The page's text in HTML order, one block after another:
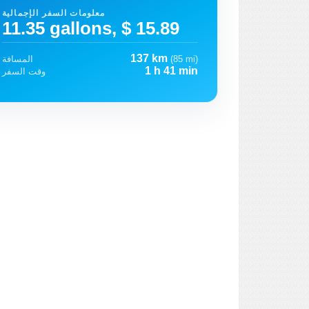
معلومات السفر الإجمالية
11.35 gallons, $ 15.89
المسافة 137 km (85 mi)
وقت السفر
1 h 41 min